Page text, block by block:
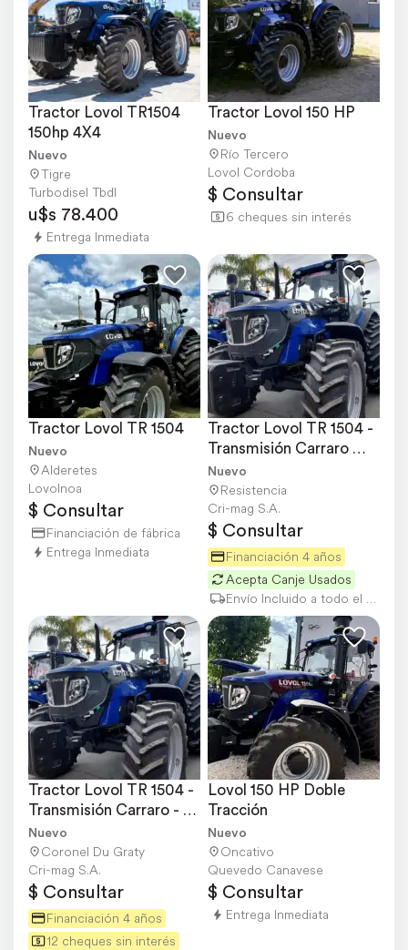
Tractor Lovol TR1504
150hp 4X4
Nuevo
Tigre
Turbodisel Tbdl
u$s 78.400
Entrega Inmediata
Tractor Lovol 150 HP
Nuevo
Río Tercero
Lovol Cordoba
$ Consultar
6 cheques sin interés
Tractor Lovol TR 1504
Nuevo
Alderetes
Lovolnoa
$ Consultar
Financiación de fábrica
Entrega Inmediata
Tractor Lovol TR 1504 -
Transmisión Carraro
16x16 - Inversor
Nuevo
Resistencia
Cri-mag S.A.
$ Consultar
Financiación 4 años
Acepta Canje Usados
Envío Incluido a todo el país
Tractor Lovol TR 1504 -
Transmisión Carraro -
Motor 6.5 Lts.
Nuevo
Coronel Du Graty
Cri-mag S.A.
$ Consultar
Financiación 4 años
12 cheques sin interés
Lovol 150 HP Doble
Tracción
Nuevo
Oncativo
Quevedo Canavese
$ Consultar
Entrega Inmediata